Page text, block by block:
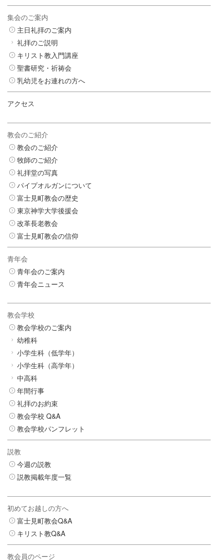
集会のご案内
主日礼拝のご案内
礼拝のご説明
キリスト教入門講座
聖書研究・祈祷会
乳幼児をお連れの方へ
アクセス
教会のご紹介
教会のご紹介
牧師のご紹介
礼拝堂の写真
パイプオルガンについて
富士見町教会の歴史
東京神学大学後援会
改革長老教会
富士見町教会の信仰
青年会
青年会のご案内
青年会ニュース
教会学校
教会学校のご案内
幼稚科
小学生科（低学年）
小学生科（高学年）
中高科
年間行事
礼拝のお約束
教会学校 Q&A
教会学校パンフレット
説教
今週の説教
説教掲載年度一覧
初めてお越しの方へ
富士見町教会Q&A
キリスト教Q&A
教会員のページ